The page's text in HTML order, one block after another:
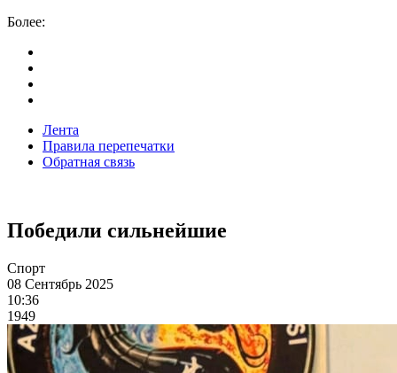
Более:
Лента
Правила перепечатки
Обратная связь
Победили сильнейшие
Спорт
08 Сентябрь 2025
10:36
1949